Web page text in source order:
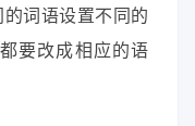
词语设置不同的
要改成相应的语